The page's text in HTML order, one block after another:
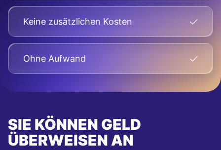
Keine zusätzlichen Kosten
Оhne Aufwand
SIE KÖNNEN GELD
ÜBERWEISEN AN